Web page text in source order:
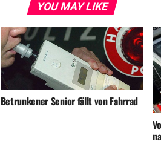
YOU MAY LIKE
Betrunkener Senior fällt von Fahrrad